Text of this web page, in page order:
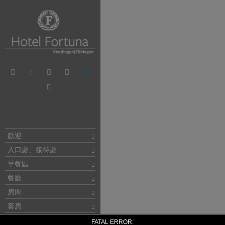
FATAL ERROR:
歡迎
入口處、接待處
早餐區
餐廳
房間
套房